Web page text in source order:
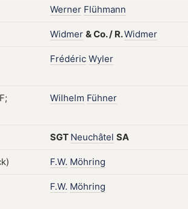
Werner Flühmann
Widmer &Co./ R.Widmer
Frédéric Wyler
Wilhelm Fühner
SGT Neuchâtel SA
F.W. Möhring
F.W. Möhring